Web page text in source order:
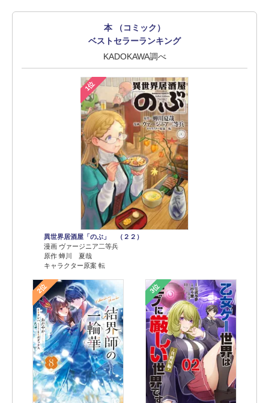
本 （コミック）
ベストセラーランキング
KADOKAWA調べ
1位
異世界居酒屋「のぶ」 （２２）
漫画 ヴァージニア二等兵
原作 蝉川 夏哉
キャラクター原案 転
2位 3位